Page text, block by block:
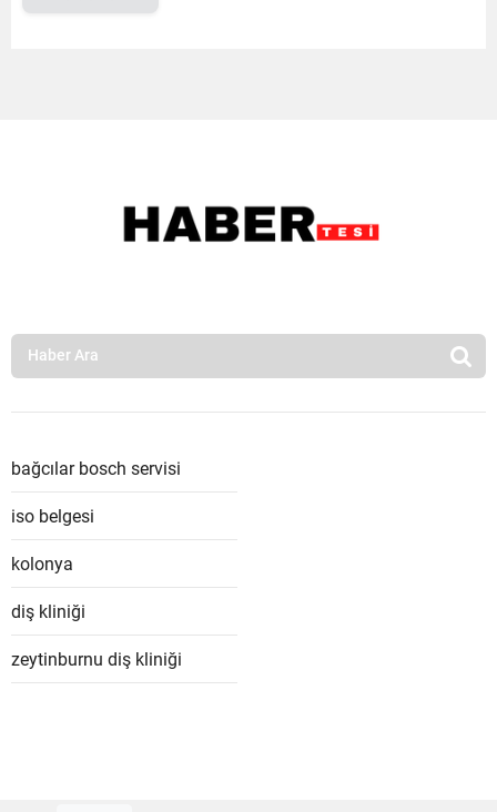
bağcılar bosch servisi
iso belgesi
kolonya
diş kliniği
zeytinburnu diş kliniği